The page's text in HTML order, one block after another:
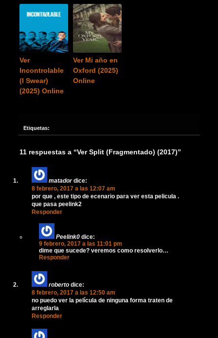
Ver
Incontrolable
(I Swear)
(2025) Online
Ver Mi año en
Oxford (2025)
Online
Etiquetas:
11 respuestas a “Ver Split (Fragmentado) (2017)”
matador dice:
8 febrero, 2017 a las 12:07 am
por que , este tipo de ecenario para ver esta pelicula .
que pasa peelink2
Responder
Peelink0 dice:
9 febrero, 2017 a las 11:01 pm
dime que sucede? veremos como resolverlo…
Responder
roberto dice:
8 febrero, 2017 a las 12:50 am
no puedo ver la película de ninguna forma traten de
arreglarla
Responder